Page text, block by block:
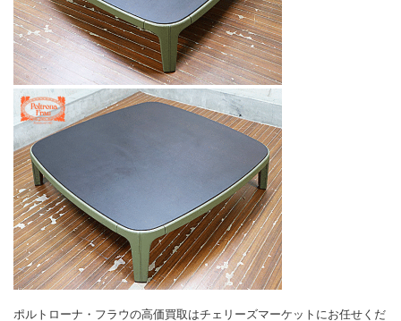
ポルトローナ・フラウの高価買取はチェリーズマーケットにお任せくだ